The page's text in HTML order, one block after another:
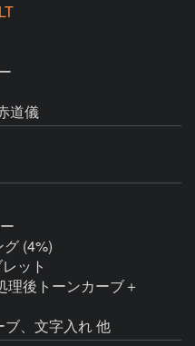
道儀
(4%)
ット
後トーンカーブ＋
、文字入れ 他